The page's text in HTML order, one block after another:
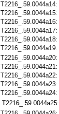
T2216_.59.0044a14:
T2216_.59.0044a15:
T2216_.59.0044a16:
T2216_.59.0044a17:
T2216_.59.0044a18:
T2216_.59.0044a19:
T2216_.59.0044a20:
T2216_.59.0044a21:
T2216_.59.0044a22:
T2216_.59.0044a23:
T2216_.59.0044a24:
T2216_.59.0044a25: